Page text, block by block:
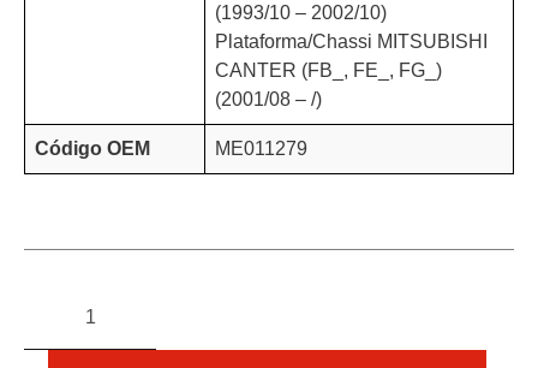
(1993/10 – 2002/10)
Plataforma/Chassi MITSUBISHI
CANTER (FB_, FE_, FG_)
(2001/08 – /)
Código OEM ME011279